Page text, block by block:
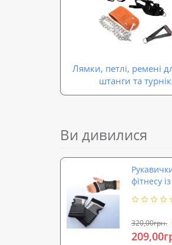
Лямки, петлі, ремені
штанги та
Ви дивилися
фітнесу
320,00грн.